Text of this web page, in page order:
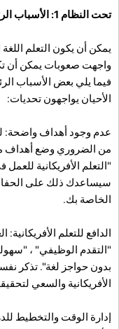
تحت النظام 1: الأسباب الرئيسية للتحديات في التعلم الأفريكانية
يمكن أن يكون التعلم
واجهت صعوبات يمكن أن
فيما يلي بعض الأسباب
الأحيان يواجهون تحديات:
عدم وجود أهداف واضحة:
من الضروري وضع أهداف
سيساعدك ذلك على
الخاصة بك.
الدافع للتعلم الأفريكانية:
"التقدم الوظيفي" ،
بدون حواجز لغة". تذكر
الأفريكانية والسعي
إدارة الوقت والتخطيط